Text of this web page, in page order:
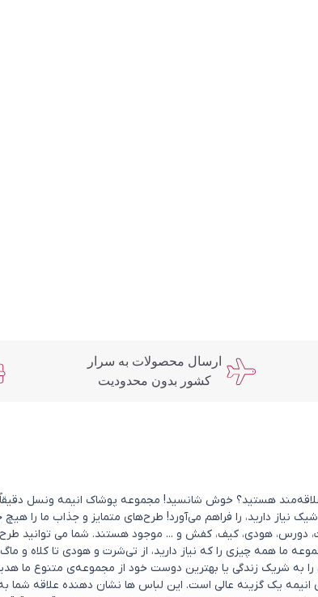
ارسال محصولات به سرار
کشور بدون محدودیت
هستید؟ خوش شانسید! مجموعه پوشاک انیمه ونسل دقیقاً
نیاز دارید، را فراهم می‌آورد! طرح‌های متمایز و جذاب ما را هیچ
دورس، هودی، کیف، کفش و ... موجود هستند. شما می توانید طرح
ما همه چیزی را که نیاز دارید، از تی‌شرت و هودی تا کلاه و ماگ
به شریک زندگی یا بهترین دوست خود از مجموعه‌ی متنوع ما
یک گزینه عالی است. این لباس ها نشان دهنده علاقه شما